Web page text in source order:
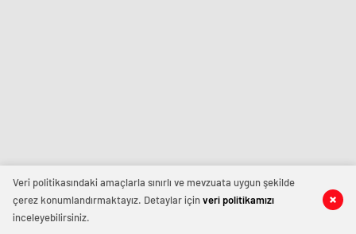
Veri politikasındaki amaçlarla sınırlı ve mevzuata uygun şekilde
çerez konumlandırmaktayız. Detaylar içinveri politikamızı
inceleyebilirsiniz.